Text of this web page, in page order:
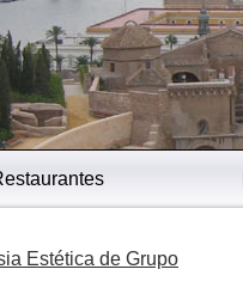
Estética de Grupo